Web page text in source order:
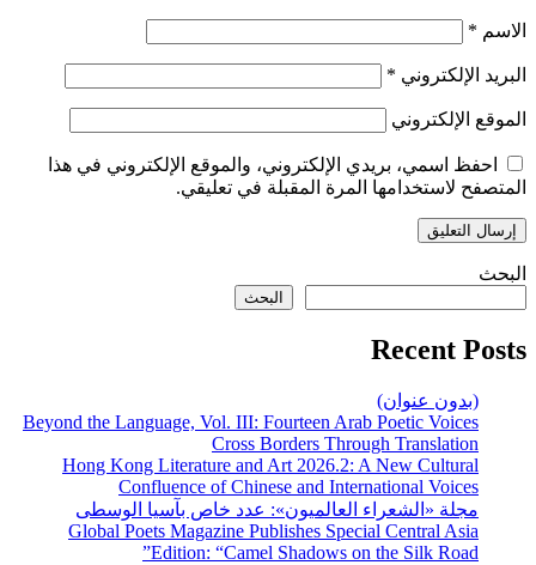
الاسم *
البريد الإلكتروني *
الموقع الإلكتروني
احفظ اسمي، بريدي الإلكتروني، والموقع الإلكتروني في هذا
المتصفح لاستخدامها المرة المقبلة في تعليقي.
البحث
البحث
Recent Posts
(بدون عنوان)
Beyond the Language, Vol. III: Fourteen Arab Poetic Voices
Cross Borders Through Translation
Hong Kong Literature and Art 2026.2: A New Cultural
Confluence of Chinese and International Voices
مجلة «الشعراء العالميون»: عدد خاص بآسيا الوسطى
Global Poets Magazine Publishes Special Central Asia
Edition: “Camel Shadows on the Silk Road”